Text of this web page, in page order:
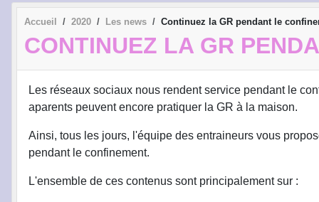
Accueil 2020 Les news Continuez la GR pendant le
CONTINUEZ LA GR
Les réseaux sociaux nous rendent service pendant le
aparents peuvent encore pratiquer la GR à la maison.
Ainsi, tous les jours, l'équipe des entraineurs vous
pendant le confinement.
L'ensemble de ces contenus sont principalement sur :